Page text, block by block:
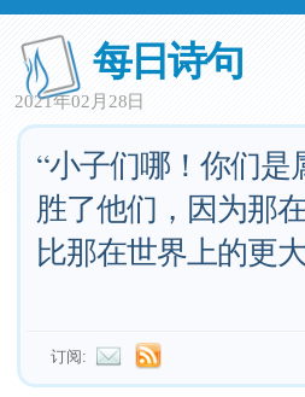
每日诗句
2021年02月28日
“小子们哪！你们是
胜了他们，因为那
比那在世界上的更
订阅: